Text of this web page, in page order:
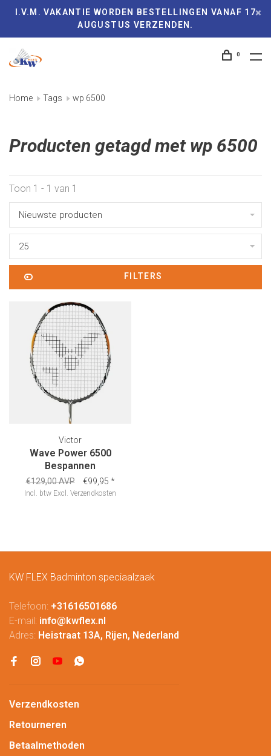
I.V.M. VAKANTIE WORDEN BESTELLINGEN VANAF 17
AUGUSTUS VERZENDEN.
0
Home Tags wp 6500
Producten getagd met wp 6500
Toon 1 - 1 van 1
Nieuwste producten
25
FILTERS
Victor
Wave Power 6500
Bespannen
€129,00 AVP €99,95 *
Incl. btw Excl. Verzendkosten
KW FLEX Badminton speciaalzaak
Telefoon: +31616501686
E-mail: info@kwflex.nl
Adres: Heistraat 13A, Rijen, Nederland
Verzendkosten
Retourneren
Betaalmethoden